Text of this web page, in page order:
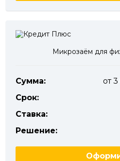
Микрозаём для
Сумма:
от
Срок:
Ставка:
Решение: